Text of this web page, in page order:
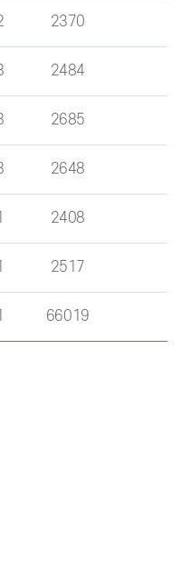
2370
2484
2685
2648
2408
2517
66019